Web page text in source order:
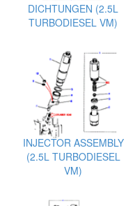
DICHTUNGEN (2.5L
TURBODIESEL VM)
INJECTOR ASSEMBLY
(2.5L TURBODIESEL
VM)